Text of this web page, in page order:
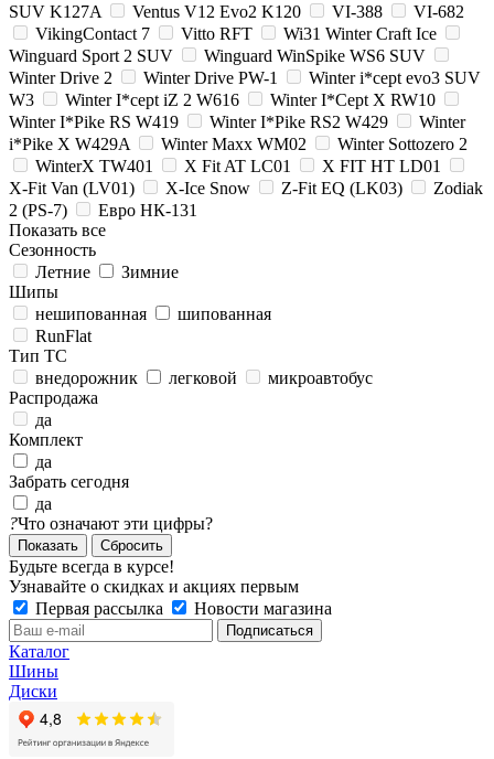
SUV K127A
Ventus V12 Evo2 K120 VI-388
VI-682
VikingContact 7
Vitto RFT
Wi31 Winter Craft Ice
Winguard Sport 2 SUV
Winguard WinSpike WS6 SUV
Winter Drive 2
Winter Drive PW-1
Winter i*cept evo3 SUV
W3
Winter I*cept iZ 2 W616
Winter I*Cept X RW10
Winter I*Pike RS W419
Winter I*Pike RS2 W429
Winter
i*Pike X W429A
Winter Maxx WM02
Winter Sottozero 2
WinterX TW401
X Fit AT LC01
X FIT HT LD01
X-Fit Van (LV01)
X-Ice Snow Z-Fit EQ (LK03)
Zodiak
2 (PS-7)
Евро НК-131
Показать все
Сезонность
Летние
Зимние
Шипы
нешипованная
шипованная
RunFlat
Тип ТС
внедорожник
легковой
микроавтобус
Распродажа
да
Комплект
да
Забрать сегодня
да
?Что означают эти цифры?
Сбросить
Будьте всегда в курсе!
Узнавайте о скидках и акциях первым
Первая рассылка
Новости магазина
Каталог
Шины
Диски